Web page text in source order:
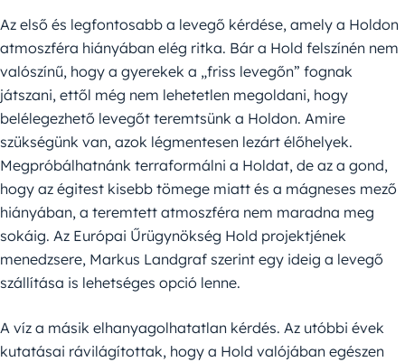
Az első és legfontosabb a levegő kérdése, amely a Holdon
atmoszféra hiányában elég ritka. Bár a Hold felszínén nem
valószínű, hogy a gyerekek a „friss levegőn” fognak
játszani, ettől még nem lehetetlen megoldani, hogy
belélegezhető levegőt teremtsünk a Holdon. Amire
szükségünk van, azok légmentesen lezárt élőhelyek.
Megpróbálhatnánk terraformálni a Holdat, de az a gond,
hogy az égitest kisebb tömege miatt és a mágneses mező
hiányában, a teremtett atmoszféra nem maradna meg
sokáig. Az Európai Űrügynökség Hold projektjének
menedzsere, Markus Landgraf szerint egy ideig a levegő
szállítása is lehetséges opció lenne.
A víz a másik elhanyagolhatatlan kérdés. Az utóbbi évek
kutatásai rávilágítottak, hogy a Hold valójában egészen